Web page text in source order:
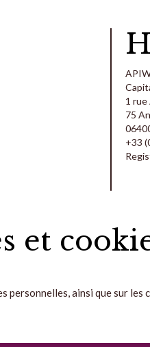
1 rue
75
+33
et
personnelles, ainsi que sur